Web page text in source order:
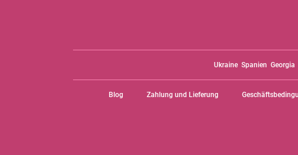
Ukraine Spanien Georgia
Blog Zahlung und Lieferung